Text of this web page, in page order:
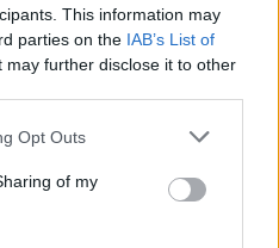
This information may
parties on the IAB’s List of
may further disclose it to other
uses one or more Google
behaviour. You may click to
and its third-party tags to
purposes in below Google
Opt Outs
of my
zenei előadó jelentkezett